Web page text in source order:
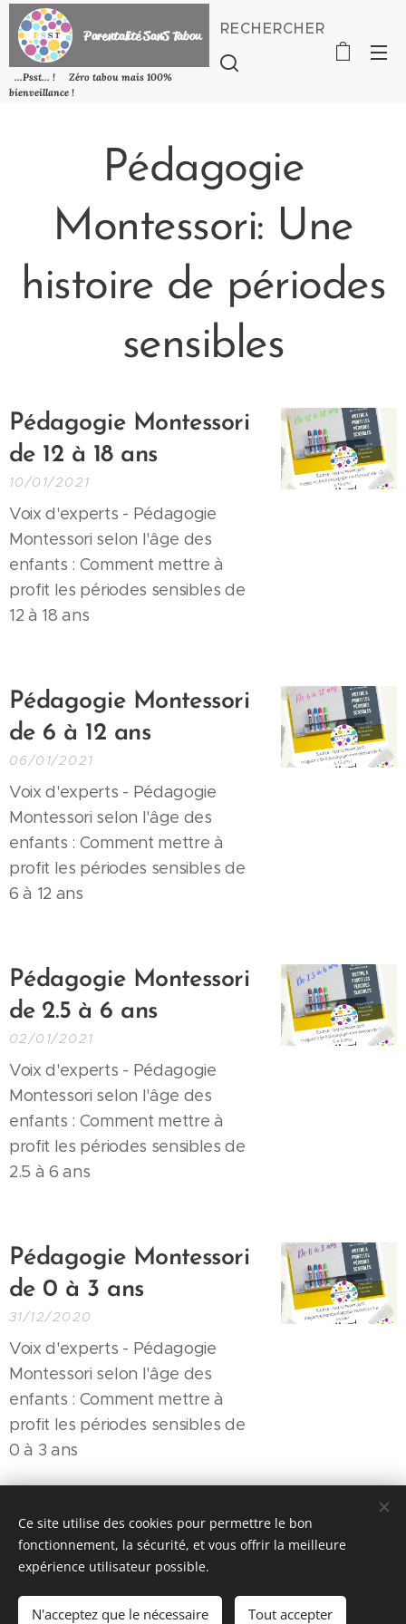
Parentalité SanSTabou
...Psst... ! Zéro tabou mais 100%
bienveillance !
RECHERCHER
Pédagogie
Montessori: Une
histoire de périodes
sensibles
Pédagogie Montessori
de 12 à 18 ans
10/01/2021
Voix d'experts - Pédagogie
Montessori selon l'âge des
enfants : Comment mettre à
profit les périodes sensibles de
12 à 18 ans
Pédagogie Montessori
de 6 à 12 ans
06/01/2021
Voix d'experts - Pédagogie
Montessori selon l'âge des
enfants : Comment mettre à
profit les périodes sensibles de
6 à 12 ans
Pédagogie Montessori
de 2.5 à 6 ans
02/01/2021
Voix d'experts - Pédagogie
Montessori selon l'âge des
enfants : Comment mettre à
profit les périodes sensibles de
2.5 à 6 ans
Pédagogie Montessori
de 0 à 3 ans
31/12/2020
Voix d'experts - Pédagogie
Montessori selon l'âge des
enfants : Comment mettre à
profit les périodes sensibles de
0 à 3 ans
Tabou magazine - M. Manard, Seraing Belgique
Ce site utilise des cookies pour permettre le bon
fonctionnement, la sécurité, et vous offrir la meilleure
expérience utilisateur possible.
N'acceptez que le nécessaire Tout accepter